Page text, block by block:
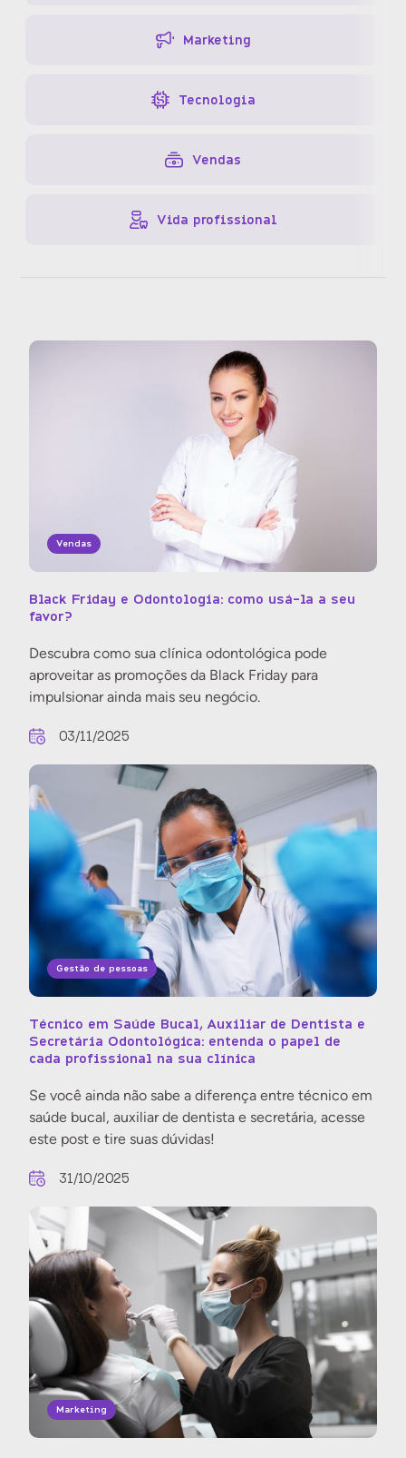
Marketing
Tecnologia
Vendas
Vida profissional
Vendas
Black Friday e Odontologia: como usá-la a seu
favor?
Descubra como sua clínica odontológica pode
aproveitar as promoções da Black Friday para
impulsionar ainda mais seu negócio.
03/11/2025
Gestão de pessoas
Técnico em Saúde Bucal, Auxiliar de Dentista e
Secretária Odontológica: entenda o papel de
cada profissional na sua clínica
Se você ainda não sabe a diferença entre técnico em
saúde bucal, auxiliar de dentista e secretária, acesse
este post e tire suas dúvidas!
31/10/2025
Marketing